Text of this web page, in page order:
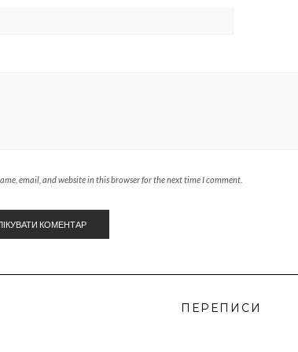
email, and website in this browser for the next time I comment.
ПЕРЕПИСИ